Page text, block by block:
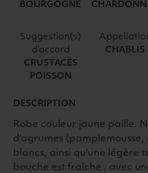
LA
BOURGOGNE
Suggestion(s)
d'accord
CRUSTACÉS
POISSON
CHABLIS
DESCRIPTION
Robe couleur jaune paille.
d'agrumes
blancs, ainsi qu'une légère
bouche est fraîche , avec